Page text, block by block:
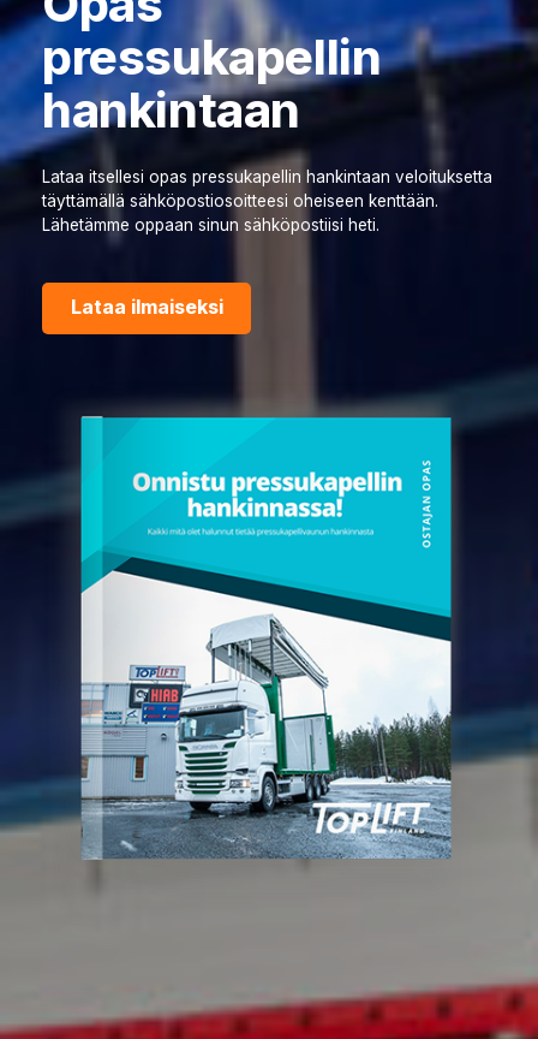
pressukapellin
hankintaan
Lataa itsellesi opas pressukapellin hankintaan veloituksetta
täyttämällä sähköpostiosoitteesi oheiseen kenttään.
Lähetämme oppaan sinun sähköpostiisi heti.
Lataa ilmaiseksi